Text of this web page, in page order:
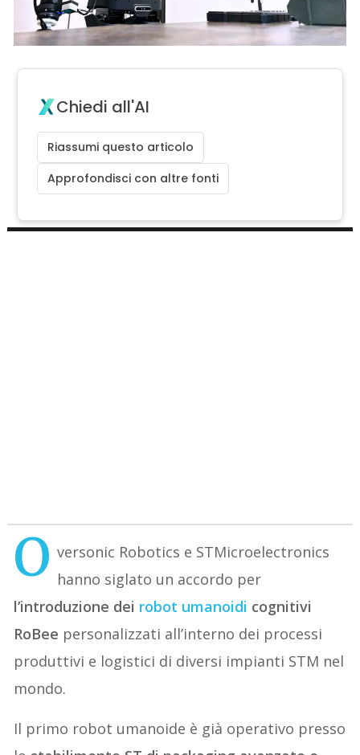
Chiedi all'AI
Riassumi questo articolo
Approfondisci con altre fonti
O versonic Robotics e STMicroelectronics
hanno siglato un accordo per
l’introduzione dei robot umanoidi cognitivi
RoBee personalizzati all’interno dei processi
produttivi e logistici di diversi impianti STM nel
mondo.
Il primo robot umanoide è già operativo presso